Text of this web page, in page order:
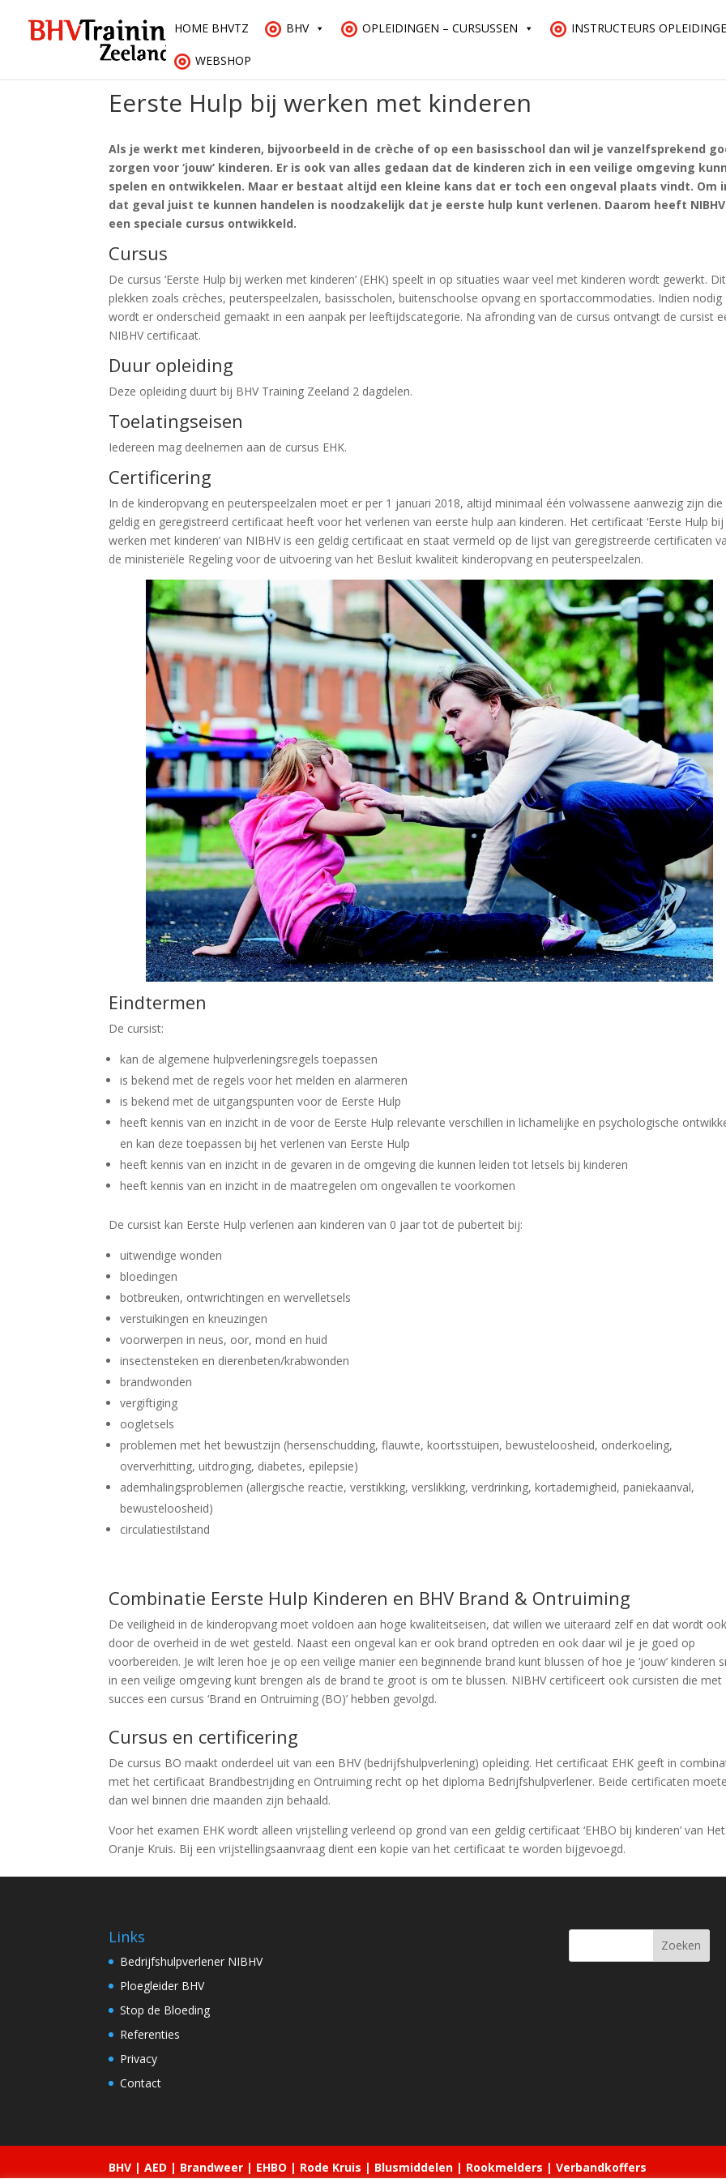
HOME BHVTZ BHV OPLEIDINGEN – CURSUSSEN INSTRUCTEURS
WEBSHOP
Eerste Hulp bij werken met kinderen
Als je werkt met kinderen, bijvoorbeeld in de crèche of op een basisschool dan wil je vanzelfsprekend
zorgen voor ‘jouw’ kinderen. Er is ook van alles gedaan dat de kinderen zich in een veilige omgeving
spelen en ontwikkelen. Maar er bestaat altijd een kleine kans dat er toch een ongeval plaats vindt. Om
dat geval juist te kunnen handelen is noodzakelijk dat je eerste hulp kunt verlenen. Daarom heeft NIBHV
een speciale cursus ontwikkeld.
Cursus
De cursus ‘Eerste Hulp bij werken met kinderen’ (EHK) speelt in op situaties waar veel met kinderen wordt gewerkt.
plekken zoals crèches, peuterspeelzalen, basisscholen, buitenschoolse opvang en sportaccommodaties. Indien nodig
wordt er onderscheid gemaakt in een aanpak per leeftijdscategorie. Na afronding van de cursus ontvangt de cursist
NIBHV certificaat.
Duur opleiding
Deze opleiding duurt bij BHV Training Zeeland 2 dagdelen.
Toelatingseisen
Iedereen mag deelnemen aan de cursus EHK.
Certificering
In de kinderopvang en peuterspeelzalen moet er per 1 januari 2018, altijd minimaal één volwassene aanwezig zijn die
geldig en geregistreerd certificaat heeft voor het verlenen van eerste hulp aan kinderen. Het certificaat ‘Eerste Hulp bij
werken met kinderen’ van NIBHV is een geldig certificaat en staat vermeld op de lijst van geregistreerde certificaten
de ministeriële Regeling voor de uitvoering van het Besluit kwaliteit kinderopvang en peuterspeelzalen.
Eindtermen
De cursist:
kan de algemene hulpverleningsregels toepassen
is bekend met de regels voor het melden en alarmeren
is bekend met de uitgangspunten voor de Eerste Hulp
heeft kennis van en inzicht in de voor de Eerste Hulp relevante verschillen in lichamelijke en psychologische
en kan deze toepassen bij het verlenen van Eerste Hulp
heeft kennis van en inzicht in de gevaren in de omgeving die kunnen leiden tot letsels bij kinderen
heeft kennis van en inzicht in de maatregelen om ongevallen te voorkomen
De cursist kan Eerste Hulp verlenen aan kinderen van 0 jaar tot de puberteit bij:
uitwendige wonden
bloedingen
botbreuken, ontwrichtingen en wervelletsels
verstuikingen en kneuzingen
voorwerpen in neus, oor, mond en huid
insectensteken en dierenbeten/krabwonden
brandwonden
vergiftiging
oogletsels
problemen met het bewustzijn (hersenschudding, flauwte, koortsstuipen, bewusteloosheid, onderkoeling,
oververhitting, uitdroging, diabetes, epilepsie)
ademhalingsproblemen (allergische reactie, verstikking, verslikking, verdrinking, kortademigheid, paniekaanval,
bewusteloosheid)
circulatiestilstand
Combinatie Eerste Hulp Kinderen en BHV Brand & Ontruiming
De veiligheid in de kinderopvang moet voldoen aan hoge kwaliteitseisen, dat willen we uiteraard zelf en dat wordt ook
door de overheid in de wet gesteld. Naast een ongeval kan er ook brand optreden en ook daar wil je je goed op
voorbereiden. Je wilt leren hoe je op een veilige manier een beginnende brand kunt blussen of hoe je ‘jouw’ kinderen
in een veilige omgeving kunt brengen als de brand te groot is om te blussen. NIBHV certificeert ook cursisten die met
succes een cursus ‘Brand en Ontruiming (BO)’ hebben gevolgd.
Cursus en certificering
De cursus BO maakt onderdeel uit van een BHV (bedrijfshulpverlening) opleiding. Het certificaat EHK geeft in
met het certificaat Brandbestrijding en Ontruiming recht op het diploma Bedrijfshulpverlener. Beide certificaten
dan wel binnen drie maanden zijn behaald.
Voor het examen EHK wordt alleen vrijstelling verleend op grond van een geldig certificaat ‘EHBO bij kinderen’ van Het
Oranje Kruis. Bij een vrijstellingsaanvraag dient een kopie van het certificaat te worden bijgevoegd.
Links
Bedrijfshulpverlener NIBHV
Ploegleider BHV
Stop de Bloeding
Referenties
Privacy
Contact
BHV | AED | Brandweer | EHBO | Rode Kruis | Blusmiddelen | Rookmelders | Verbandkoffers